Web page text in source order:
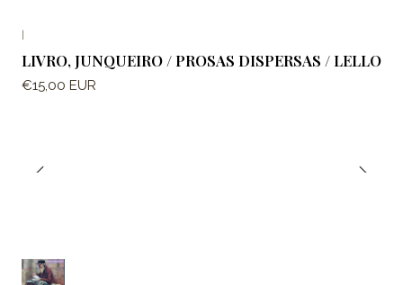
LIVRO, JUNQUEIRO / PROSAS DISPERSAS / LELLO
€15,00 EUR